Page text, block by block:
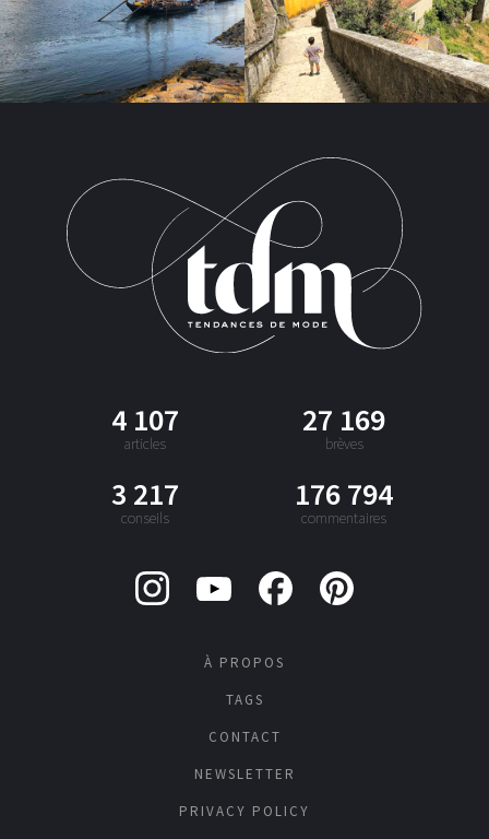
4 107
articles
27 169
brèves
3 217
conseils
176 794
commentaires
À PROPOS
TAGS
CONTACT
NEWSLETTER
PRIVACY POLICY